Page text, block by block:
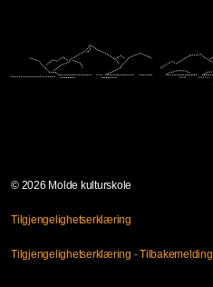
© 2026 Molde kulturskole
Tilgjengelighetserklæring
Tilgjengelighetserklæring - Tilbakemelding